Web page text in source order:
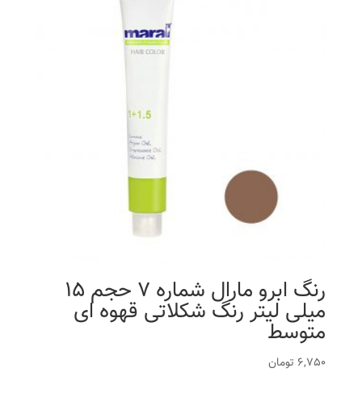
رنگ ابرو مارال شماره 7 حجم 15
میلی لیتر رنگ شکلاتی قهوه ای
متوسط
6,750 تومان